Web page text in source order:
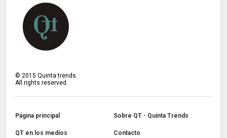
©2015 Quinta trends
All rights reserved.
Página principal Sobre QT - Quinta Trends
QT en los medios Contacto